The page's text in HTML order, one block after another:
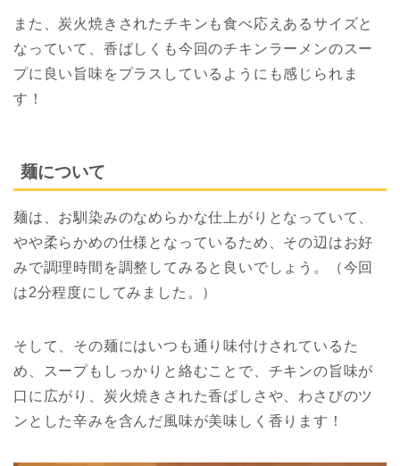
また、炭火焼きされたチキンも食べ応えあるサイズと
なっていて、香ばしくも今回のチキンラーメンのスー
プに良い旨味をプラスしているようにも感じられま
す！
麺について
麺は、お馴染みのなめらかな仕上がりとなっていて、
やや柔らかめの仕様となっているため、その辺はお好
みで調理時間を調整してみると良いでしょう。（今回
は2分程度にしてみました。）
そして、その麺にはいつも通り味付けされているた
め、スープもしっかりと絡むことで、チキンの旨味が
口に広がり、炭火焼きされた香ばしさや、わさびのツ
ンとした辛みを含んだ風味が美味しく香ります！